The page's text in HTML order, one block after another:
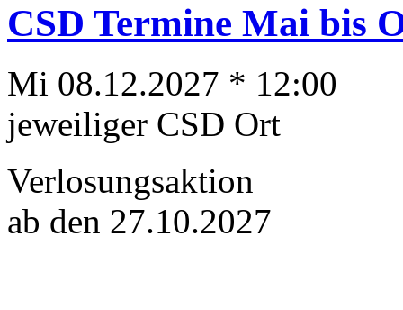
CSD Termine Mai bis
Mi 08.12.2027 * 12:00
jeweiliger CSD Ort
Verlosungsaktion
ab den 27.10.2027